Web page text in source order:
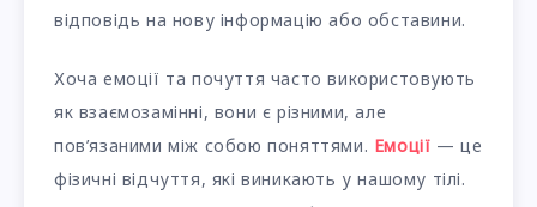
відповідь на нову інформацію або обставини.
Хоча емоції та почуття часто використовують
як взаємозамінні, вони є різними, але
пов’язаними між собою поняттями. Емоції — це
фізичні відчуття, які виникають у нашому тілі.